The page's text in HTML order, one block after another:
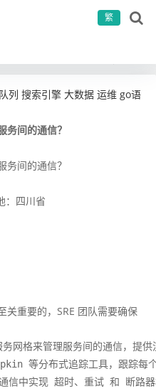
繁
列 搜索引擎 大数据 运维 go语
务间的通信？
务间的通信？
：四川省
关重要的，SRE 团队需要确保
格来管理服务间的通信，提供
等分布式追踪工具，跟踪每
通信中实现 超时、重试 和 断